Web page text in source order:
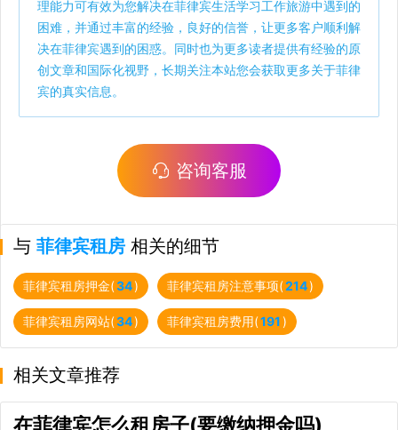
理能力可有效为您解决在菲律宾生活学习工作旅游中遇到的
困难，并通过丰富的经验，良好的信誉，让更多客户顺利解
决在菲律宾遇到的困惑。同时也为更多读者提供有经验的原
创文章和国际化视野，长期关注本站您会获取更多关于菲律
宾的真实信息。
咨询客服
与 菲律宾租房 相关的细节
菲律宾租房押金(34) 菲律宾租房注意事项(214)
菲律宾租房网站(34) 菲律宾租房费用(191)
相关文章推荐
在菲律宾怎么租房子(要缴纳押金吗)